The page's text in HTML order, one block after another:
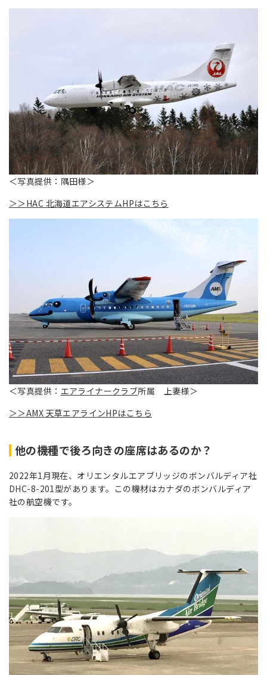
＜写真提供：隅田様＞
＞＞HAC 北海道エアシステムHPはこちら
＜写真提供： エアライナークラブ所属 上妻様＞
＞＞AMX 天草エアラインHPはこちら
他の機種で後ろ向きの座席はあるのか？
2022年1月現在、オリエンタルエアブリッジのボンバルディア社
DHC-8-201型があります。この機材はカナダのボンバルディア
社の航空機です。